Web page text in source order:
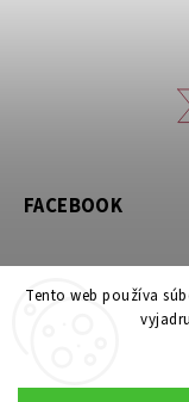
Tento web používa
FACEBOOK
Copyright 2026